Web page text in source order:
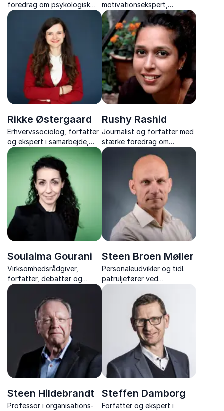
foredrag om psykologisk
tryghed, trivsel, mod til at
fejle og ledelse af
Generation Z.
motivationsekspert,
sociolog og forfatter, med
over 20 års erfaring med
frivillige og ledelse.
Rikke Østergaard
Erhvervssociolog, forfatter
og ekspert i samarbejde,
stress og konfliktløsning
Rushy Rashid
Journalist og forfatter med
stærke foredrag om
kulturmøder, demokrati og
mangfoldighed – baseret på
egne livserfaringer.
Soulaima Gourani
Virksomhedsrådgiver,
forfatter, debattør og
bestyrelsesmedlem
Steen Broen Møller
Personaleudvikler og tidl.
patruljefører ved
Slædepatruljen Sirius
Steen Hildebrandt
Professor i organisations-
Steffen Damborg
Forfatter og ekspert i